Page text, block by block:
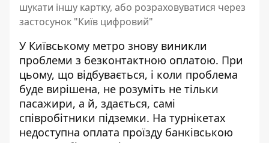
шукати іншу картку, або розраховуватися через
застосунок "Київ цифровий"
У Київському метро знову виникли
проблеми з безконтактною оплатою. При
цьому, що відбувається, і коли проблема
буде вирішена, не розуміть не тільки
пасажири, а й, здається, самі
співробітники підземки. На турнікетах
недоступна оплата проїзду банківською